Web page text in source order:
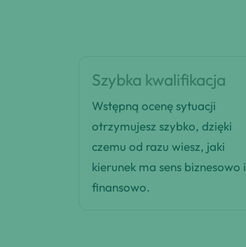
Szybka kwalifikacja
Wstępną ocenę sytuacji
otrzymujesz szybko, dzięki
czemu od razu wiesz, jaki
kierunek ma sens biznesowo i
finansowo.